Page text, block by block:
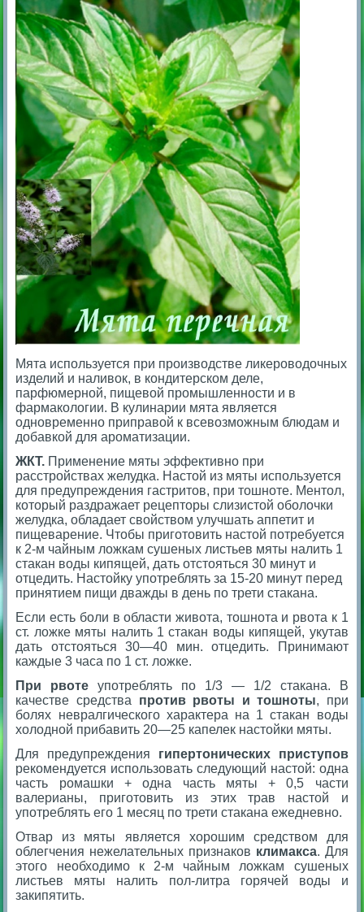
Мята используется при производстве ликероводочных
изделий и наливок, в кондитерском деле,
парфюмерной, пищевой промышленности и в
фармакологии. В кулинарии мята является
одновременно приправой к всевозможным блюдам и
добавкой для ароматизации.
ЖКТ. Применение мяты эффективно при
расстройствах желудка. Настой из мяты используется
для предупреждения гастритов, при тошноте. Ментол,
который раздражает рецепторы слизистой оболочки
желудка, обладает свойством улучшать аппетит и
пищеварение. Чтобы приготовить настой потребуется
к 2-м чайным ложкам сушеных листьев мяты налить 1
стакан воды кипящей, дать отстояться 30 минут и
отцедить. Настойку употреблять за 15-20 минут перед
принятием пищи дважды в день по трети стакана.
Если есть боли в области живота, тошнота и рвота к 1
ст. ложке мяты налить 1 стакан воды кипящей, укутав
дать отстояться 30—40 мин. отцедить. Принимают
каждые 3 часа по 1 ст. ложке.
При рвоте употреблять по 1/3 — 1/2 стакана. В
качестве средства против рвоты и тошноты, при
болях невралгического характера на 1 стакан воды
холодной прибавить 20—25 капелек настойки мяты.
Для предупреждения гипертонических приступов
рекомендуется использовать следующий настой: одна
часть ромашки + одна часть мяты + 0,5 части
валерианы, приготовить из этих трав настой и
употреблять его 1 месяц по трети стакана ежедневно.
Отвар из мяты является хорошим средством для
облегчения нежелательных признаков климакса. Для
этого необходимо к 2-м чайным ложкам сушеных
листьев мяты налить пол-литра горячей воды и
закипятить.